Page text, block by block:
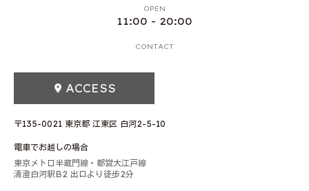
OPEN
11:00 - 20:00
CONTACT
ACCESS
〒135-0021 東京都 江東区 白河2-5-10
電車でお越しの場合
東京メトロ半蔵門線・都営大江戸線
清澄白河駅B2 出口より徒歩2分